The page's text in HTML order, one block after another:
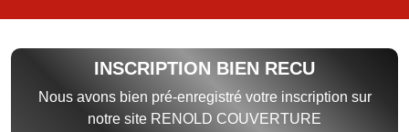
INSCRIPTION BIEN RECU
Nous avons bien pré-enregistré votre inscription sur
notre site RENOLD COUVERTURE